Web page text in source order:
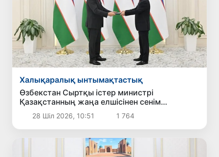
Халықаралық ынтымақтастық
Өзбекстан Сыртқы істер министрі
Қазақстанның жаңа елшісінен сенім
грамоталарының көшірмелерін қабылдады
28 Шіл 2026, 10:51 1 764